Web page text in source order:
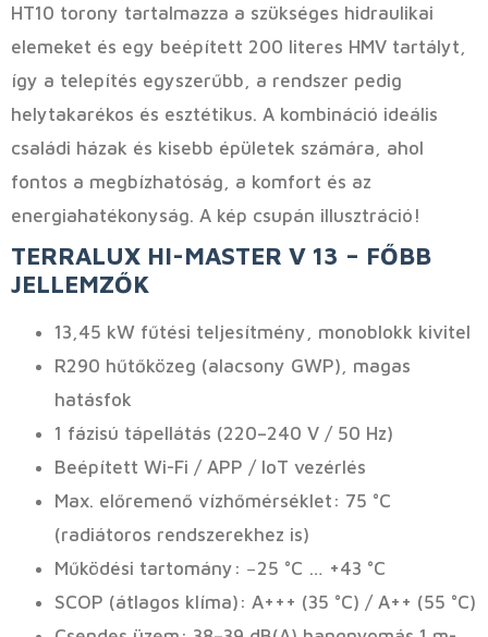
HT10 torony tartalmazza a szükséges hidraulikai
elemeket és egy beépített 200 literes HMV tartályt,
így a telepítés egyszerűbb, a rendszer pedig
helytakarékos és esztétikus. A kombináció ideális
családi házak és kisebb épületek számára, ahol
fontos a megbízhatóság, a komfort és az
energiahatékonyság. A kép csupán illusztráció!
TERRALUX HI-MASTER V 13 – FŐBB
JELLEMZŐK
13,45 kW fűtési teljesítmény, monoblokk kivitel
R290 hűtőközeg (alacsony GWP), magas
hatásfok
1 fázisú tápellátás (220–240 V / 50 Hz)
Beépített Wi-Fi / APP / IoT vezérlés
Max. előremenő vízhőmérséklet: 75 °C
(radiátoros rendszerekhez is)
Működési tartomány: −25 °C … +43 °C
SCOP (átlagos klíma): A+++ (35 °C) / A++ (55 °C)